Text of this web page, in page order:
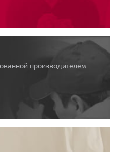
производителем